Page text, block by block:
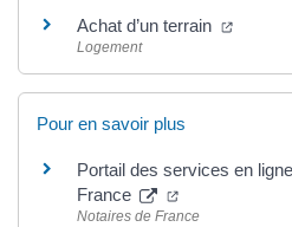
Achat d’un terrain
Logement
Pour en savoir plus
Portail des services en
France
(ouverture
Notaires de France